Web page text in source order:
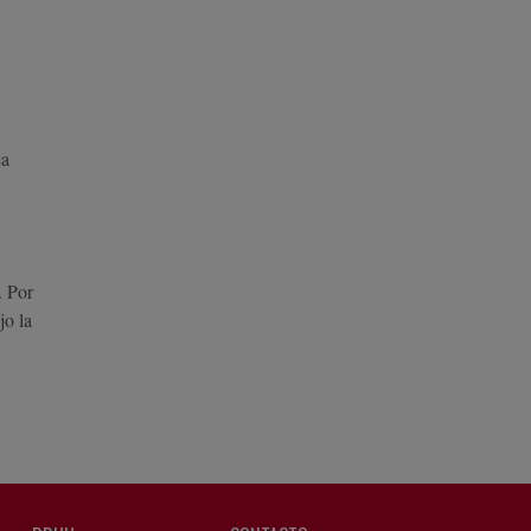
Por
la